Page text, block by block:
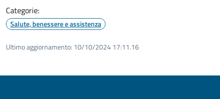
Categorie:
Salute, benessere e assistenza
Ultimo aggiornamento: 10/10/2024 17:11.16